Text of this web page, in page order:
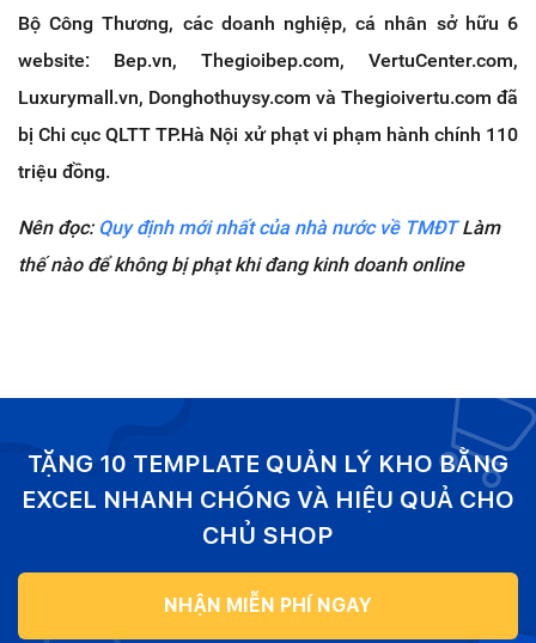
Bộ Công Thương, các doanh nghiệp, cá nhân sở hữu 6
website: Bep.vn, Thegioibep.com, VertuCenter.com,
Luxurymall.vn, Donghothuysy.com và Thegioivertu.com đã
bị Chi cục QLTT TP.Hà Nội xử phạt vi phạm hành chính 110
triệu đồng.
Nên đọc: Quy định mới nhất của nhà nước về TMĐT Làm
thế nào để không bị phạt khi đang kinh doanh online
TẶNG 10 TEMPLATE QUẢN LÝ KHO BẰNG
EXCEL NHANH CHÓNG VÀ HIỆU QUẢ CHO
CHỦ SHOP
NHẬN MIỄN PHÍ NGAY